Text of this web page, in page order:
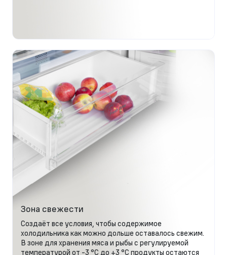
Зона свежести
Создаёт все условия, чтобы содержимое
холодильника как можно дольше оставалось свежим.
В зоне для хранения мяса и рыбы с регулируемой
температурой от -3 °C до +3 °C продукты остаются